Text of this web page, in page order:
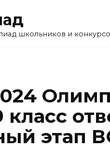
школьников и
класс
этап